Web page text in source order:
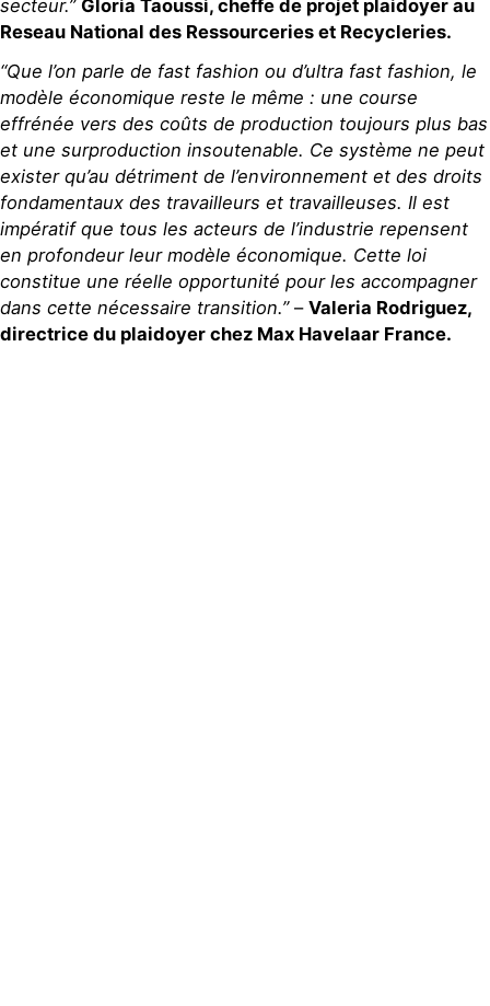
secteur.” Gloria Taoussi, cheffe de projet plaidoyer au
Reseau National des Ressourceries et Recycleries.
“Que l’on parle de fast fashion ou d’ultra fast fashion, le
modèle économique reste le même : une course
effrénée vers des coûts de production toujours plus bas
et une surproduction insoutenable. Ce système ne peut
exister qu’au détriment de l’environnement et des droits
fondamentaux des travailleurs et travailleuses. Il est
impératif que tous les acteurs de l’industrie repensent
en profondeur leur modèle économique. Cette loi
constitue une réelle opportunité pour les accompagner
dans cette nécessaire transition.”– Valeria Rodriguez,
directrice du plaidoyer chez Max Havelaar France.